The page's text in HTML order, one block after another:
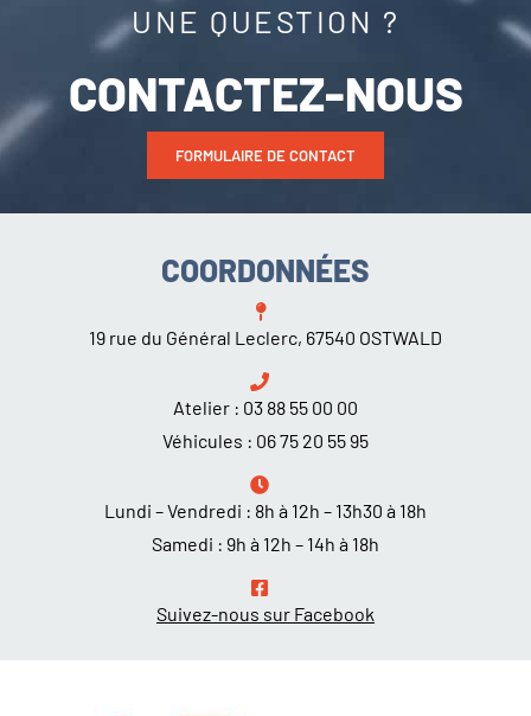
UNE QUESTION ?
CONTACTEZ-NOUS
FORMULAIRE DE CONTACT
COORDONNÉES
19 rue du Général Leclerc, 67540 OSTWALD
Atelier : 03 88 55 00 00
Véhicules : 06 75 20 55 95
Lundi – Vendredi : 8h à 12h – 13h30 à 18h
Samedi : 9h à 12h – 14h à 18h
Suivez-nous sur Facebook